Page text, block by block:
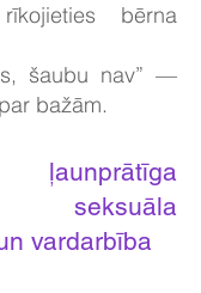
bērna
šaubu nav” —
bažām.
ļaunprātīga
seksuāla
vardarbība